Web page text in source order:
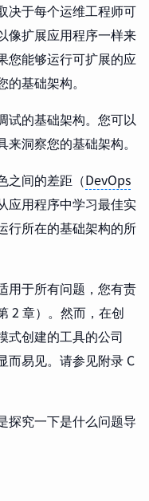
决于每个运维工程师可
像扩展应用程序一样来
您能够运行可扩展的应
基础架构。
试的基础架构。您可以
洞察您的基础架构。
之间的差距（DevOps
应用程序中学习最佳实
行所在的基础架构的所
用于所有问题，您有责
2 章）。然而，在创
式创建的工具的公司
而易见。请参见附录 C
探究一下是什么问题导